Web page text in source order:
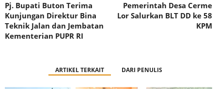
Pj. Bupati Buton Terima
Kunjungan Direktur Bina
Teknik Jalan dan Jembatan
Kementerian PUPR RI
Pemerintah Desa Cerme
Lor Salurkan BLT DD ke 58
KPM
ARTIKEL TERKAIT DARI PENULIS